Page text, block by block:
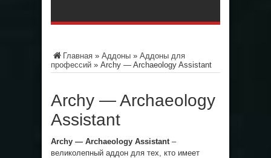
Главная » Аддоны » Аддоны для
профессий » Archy — Archaeology Assistant
Archy — Archaeology
Assistant
Archy — Archaeology Assistant–
великолепный аддон для тех, кто имеет